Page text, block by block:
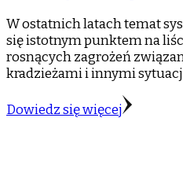
W ostatnich latach temat
się istotnym punktem na
rosnących zagrożeń
kradzieżami i innymi
Dowiedz się więcej